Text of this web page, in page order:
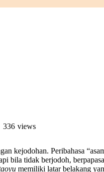
336 views
kejodohan. Peribahasa
bila tidak berjodoh,
memiliki latar belakang